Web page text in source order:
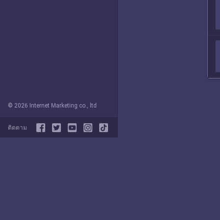
© 2026 Internet Marketing co., ltd
ติดตาม